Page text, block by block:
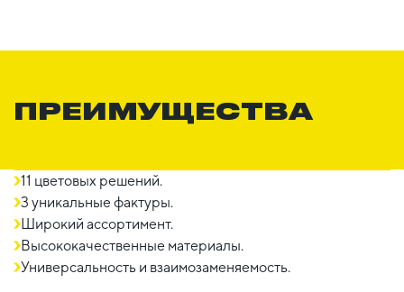
ПРЕИМУЩЕСТВА
11 цветовых решений.
3 уникальные фактуры.
Широкий ассортимент.
Высококачественные материалы.
Универсальность и взаимозаменяемость.